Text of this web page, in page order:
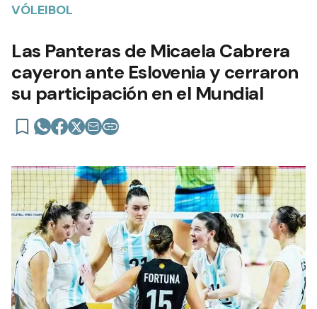
VÓLEIBOL
Las Panteras de Micaela Cabrera
cayeron ante Eslovenia y cerraron
su participación en el Mundial